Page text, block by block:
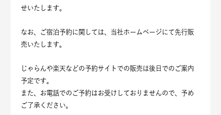
せいたします。
なお、ご宿泊予約に関しては、当社ホームページにて先行販
売いたします。
じゃらんや楽天などの予約サイトでの販売は後日でのご案内
予定です。
また、お電話でのご予約はお受けしておりませんので、予め
ご了承ください。